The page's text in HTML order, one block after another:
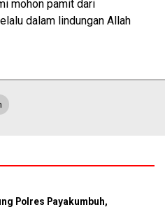
mohon pamit dari
dalam lindungan Allah
Polres Payakumbuh,